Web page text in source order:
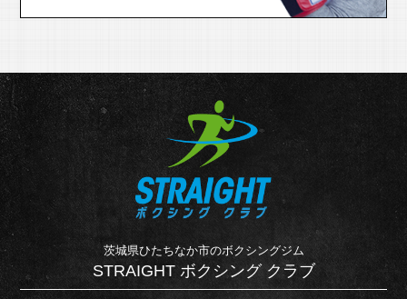
茨城県ひたちなか市のボクシングジム
STRAIGHT ボクシング クラブ